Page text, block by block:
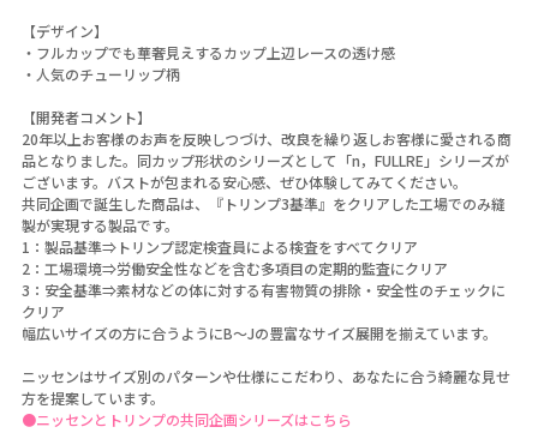
【デザイン】
・フルカップでも華奢見えするカップ上辺レースの透け感
・人気のチューリップ柄
【開発者コメント】
20年以上お客様のお声を反映しつづけ、改良を繰り返しお客様に愛される商
品となりました。同カップ形状のシリーズとして「n，FULLRE」シリーズが
ございます。バストが包まれる安心感、ぜひ体験してみてください。
共同企画で誕生した商品は、『トリンプ3基準』をクリアした工場でのみ縫
製が実現する製品です。
1：製品基準⇒トリンプ認定検査員による検査をすべてクリア
2：工場環境⇒労働安全性などを含む多項目の定期的監査にクリア
3：安全基準⇒素材などの体に対する有害物質の排除・安全性のチェックに
クリア
幅広いサイズの方に合うようにB～Jの豊富なサイズ展開を揃えています。
ニッセンはサイズ別のパターンや仕様にこだわり、あなたに合う綺麗な見せ
方を提案しています。
●ニッセンとトリンプの共同企画シリーズはこちら